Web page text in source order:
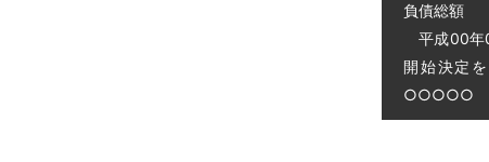
負債総額
平成00年
開始決定
○○○○○